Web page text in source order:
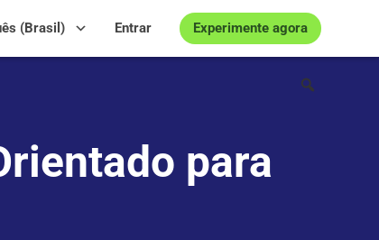
Experimente agora
Entrar
(Brasil)
para